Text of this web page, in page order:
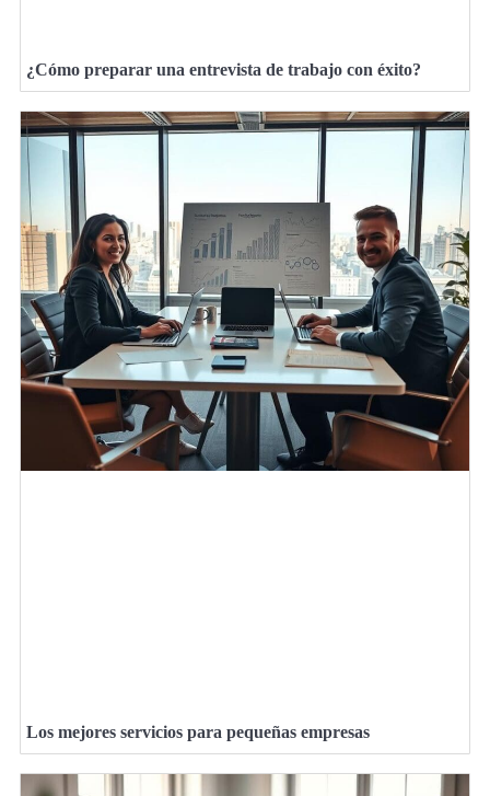
¿Cómo preparar una entrevista de trabajo con éxito?
Los mejores servicios para pequeñas empresas